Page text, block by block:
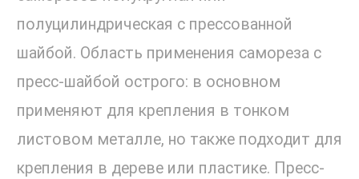
полуцилиндрическая с прессованной
шайбой. Область применения самореза с
пресс-шайбой острого: в основном
применяют для крепления в тонком
листовом металле, но также подходит для
крепления в дереве или пластике. Пресс-